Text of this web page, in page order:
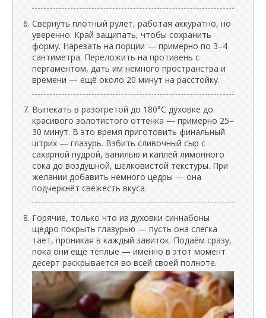
Свернуть плотный рулет, работая аккуратно, но
уверенно. Край защипать, чтобы сохранить
форму. Нарезать на порции — примерно по 3–4
сантиметра. Переложить на противень с
пергаментом, дать им немного пространства и
времени — ещё около 20 минут на расстойку.
Выпекать в разогретой до 180°C духовке до
красивого золотистого оттенка — примерно 25–
30 минут. В это время приготовить финальный
штрих — глазурь. Взбить сливочный сыр с
сахарной пудрой, ванилью и каплей лимонного
сока до воздушной, шелковистой текстуры. При
желании добавить немного цедры — она
подчеркнёт свежесть вкуса.
Горячие, только что из духовки синнабоны
щедро покрыть глазурью — пусть она слегка
тает, проникая в каждый завиток. Подаём сразу,
пока они ещё тёплые — именно в этот момент
десерт раскрывается во всей своей полноте.